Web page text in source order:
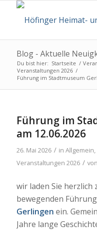
Blog - Aktuelle
Du bist hier: Startseite /
Veranstaltungen 2026 /
Führung im Stadtmuseum
Führung im
am 12.06.2026
26. Mai 2026 / in Allgemein,
Veranstaltungen 2026 / von
wir laden Sie herzlich
bewegenden
Gerlingen ein.
Jahre lange